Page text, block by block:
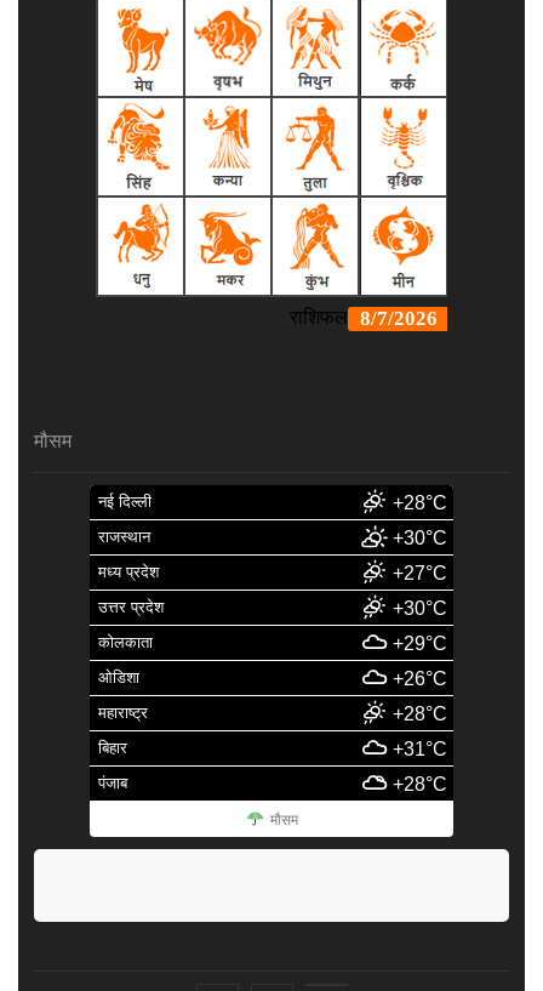
मौसम
नई दिल्ली +28°C
राजस्थान +30°C
मध्य प्रदेश +27°C
उत्तर प्रदेश +30°C
कोलकाता +29°C
ओडिशा +26°C
महाराष्ट्र +28°C
बिहार +31°C
पंजाब +28°C
मौसम